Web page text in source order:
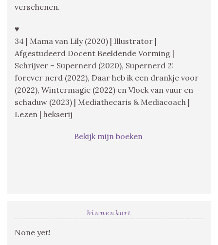
verschenen.
♥
34 | Mama van Lily (2020) | Illustrator |
Afgestudeerd Docent Beeldende Vorming |
Schrijver – Supernerd (2020), Supernerd 2:
forever nerd (2022), Daar heb ik een drankje voor
(2022), Wintermagie (2022) en Vloek van vuur en
schaduw (2023) | Mediathecaris & Mediacoach |
Lezen | hekserij
Bekijk mijn boeken
binnenkort
None yet!